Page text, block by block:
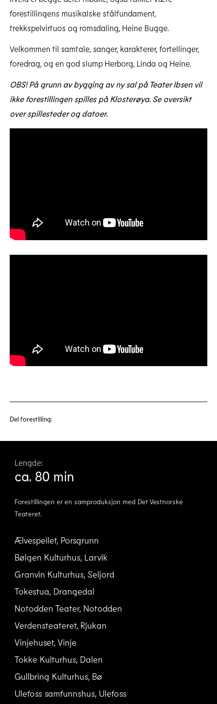
forestillingens musikalske stålfundament,
trekkspelvirtuos og romsdaling, Heine Bugge.
Velkommen til samtale, sanger, karakterer, fortellinger,
foredrag, og en god slump Herborg, Linda og Heine.
OBS! På grunn av bygging av ny sal på Teater Ibsen vil
ikke forestillingen spilles på Klosterøya. Se oversikt
over spillesteder og datoer.
Del forestilling:
Lengde:
ca. 80 min
Forestillingen er en samproduksjon med Det Vestnorske
Teateret.
Ælvespeilet, Porsgrunn
Bølgen Kulturhus, Larvik
Granvin Kulturhus, Seljord
Tokestua, Drangedal
Notodden Teater, Notodden
Verdensteateret, Rjukan
Vinjehuset, Vinje
Tokke Kulturhus, Dalen
Gullbring Kulturhus, Bø
Ulefoss samfunnshus, Ulefoss
TBR Linda Har Ei Høne Å Plukke Med Herborg 1
Last ned høyoppløselig